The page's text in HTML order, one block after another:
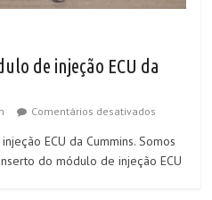
de injeção ECU da
Comentários desativados
ECU da Cummins. Somos
do módulo de injeção ECU